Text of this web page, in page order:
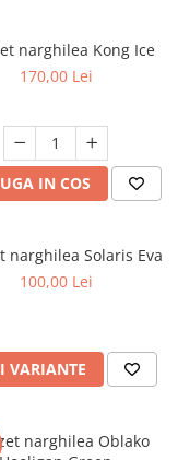
narghilea Kong Ice
170,00 Lei
IN COS
narghilea Solaris Eva
100,00 Lei
VARIANTE
narghilea Oblako